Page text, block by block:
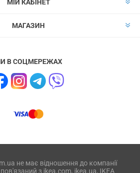
МІЙ КАБІНЕТ
МАГАЗИН
В СОЦМЕРЕЖАХ
не має відношення до компанії
пов'язаний з ikea.com, ikea.ua, IKEA